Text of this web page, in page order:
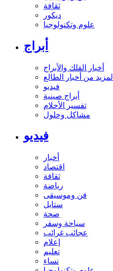
ثقافة
ديكور
علوم وتكنولوجيا
أبراج
أخبار الفلك والأبراج
المزيد من أخبار الطالع
فيديو
أبراج صينية
تفسير الأحلام
مشاكل وحلول
فيديو
أخبار
اقتصاد
ثقافة
رياضة
فن وموسيقى
ستايل
صحة
سياحة وسفر
عجائب غرائب
إعلام
تعليم
نساء